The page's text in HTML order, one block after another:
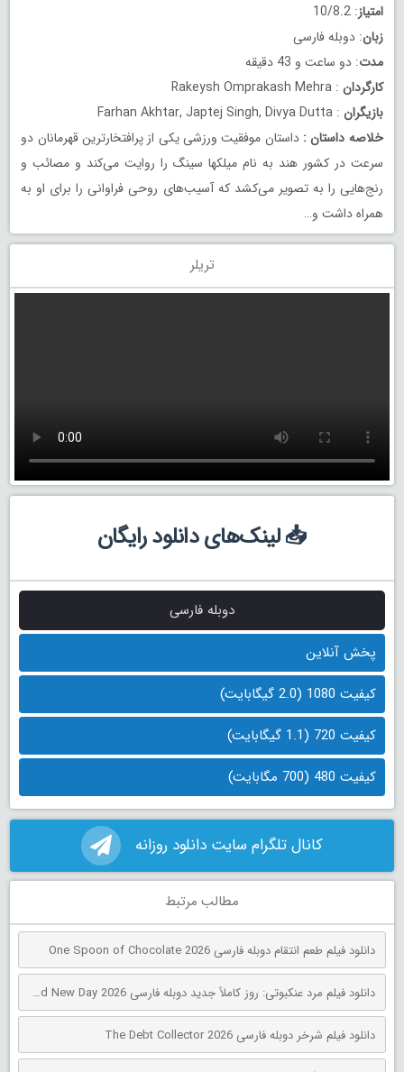
امتیاز: 10/8.2
زبان: دوبله فارسی
مدت: دو ساعت و 43 دقیقه
کارگردان : Rakeysh Omprakash Mehra
بازیگران : Farhan Akhtar, Japtej Singh, Divya Dutta
خلاصه داستان : داستان موفقیت ورزشی یکی از پرافتخارترین قهرمانان دو
سرعت در کشور هند به نام میلکها سینگ را روایت می‌کند و مصائب و
رنج‌هایی را به تصویر می‌کشد که آسیب‌های روحی فراوانی را برای او به
همراه داشت و…
تریلر
📥 لینک‌های دانلود رایگان
دوبله فارسی
پخش آنلاین
کیفیت 1080 (2.0 گیگابایت)
کیفیت 720 (1.1 گیگابایت)
کیفیت 480 (700 مگابایت)
کانال تلگرام سایت دانلود روزانه
مطالب مرتبط
دانلود فیلم طعم انتقام دوبله فارسی One Spoon of Chocolate 2026
دانلود فیلم مرد عنکبوتی: روز کاملاً جدید دوبله فارسی Spider-Man: Brand New Day 2026
دانلود فیلم شرخر دوبله فارسی The Debt Collector 2026